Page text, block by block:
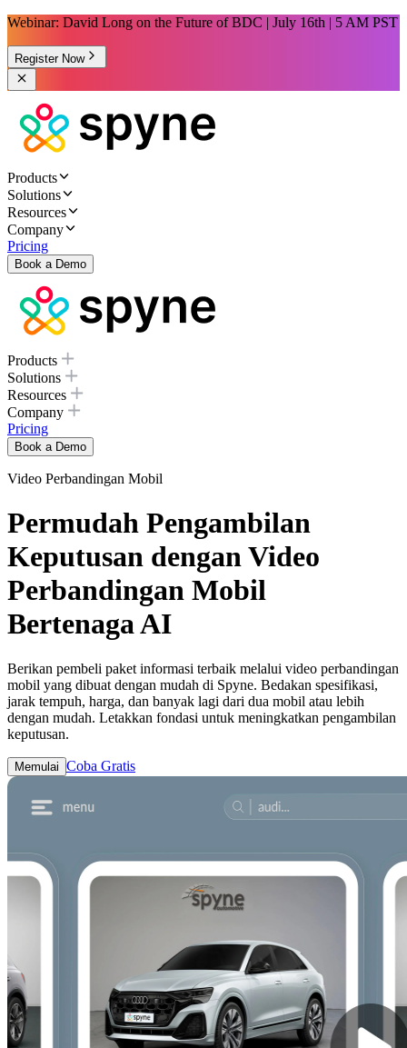
Webinar: David Long on the Future of BDC | July 16th | 5 AM PST
Register Now
Products
Solutions
Resources
Company
Pricing
Book a Demo
Products
Solutions
Resources
Company
Pricing
Book a Demo
Video Perbandingan Mobil
Permudah Pengambilan
Keputusan dengan Video
Perbandingan Mobil
Bertenaga AI
Berikan pembeli paket informasi terbaik melalui video perbandingan
mobil yang dibuat dengan mudah di Spyne. Bedakan spesifikasi,
jarak tempuh, harga, dan banyak lagi dari dua mobil atau lebih
dengan mudah. ​​Letakkan fondasi untuk meningkatkan pengambilan
keputusan.
Memulai Coba Gratis